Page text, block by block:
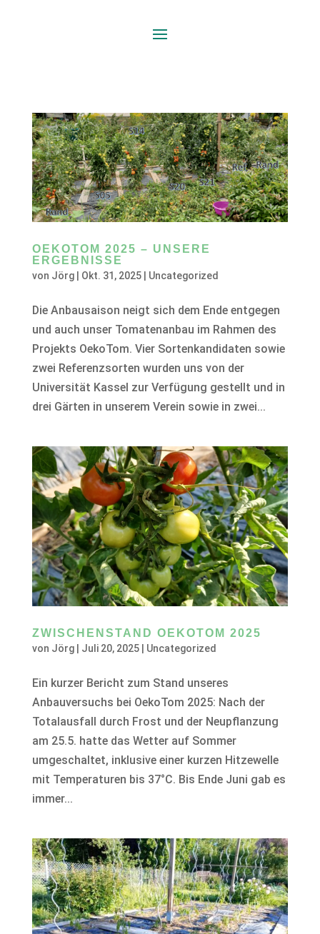
OEKOTOM 2025 – UNSERE
ERGEBNISSE
von Jörg| Okt. 31, 2025| Uncategorized
Die Anbausaison neigt sich dem Ende entgegen
und auch unser Tomatenanbau im Rahmen des
Projekts OekoTom. Vier Sortenkandidaten sowie
zwei Referenzsorten wurden uns von der
Universität Kassel zur Verfügung gestellt und in
drei Gärten in unserem Verein sowie in zwei...
ZWISCHENSTAND OEKOTOM 2025
von Jörg| Juli 20, 2025| Uncategorized
Ein kurzer Bericht zum Stand unseres
Anbauversuchs bei OekoTom 2025: Nach der
Totalausfall durch Frost und der Neupflanzung
am 25.5. hatte das Wetter auf Sommer
umgeschaltet, inklusive einer kurzen Hitzewelle
mit Temperaturen bis 37°C. Bis Ende Juni gab es
immer...